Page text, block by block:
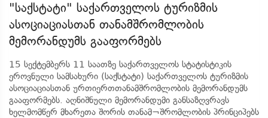
"საქსტატი" საქართველოს ტურიზმის
ასოციაციასთან თანამშრომლობის
მემორანდუმს გააფორმებს
15 სექტემბერს 11 საათზე საქართველოს სტატისტიკის
ეროვნული სამსახური (საქსტატი) საქართველოს ტურიზმის
ასოციაციასთან ურთიერთთანამშრომლობის მემორანდუმს
გააფორმებს. აღნიშნული მემორანდუმი განსაზღვრავს
ხელმომწერ მხარეთა შორის თანამ¬შრომლობის პრინციპებს